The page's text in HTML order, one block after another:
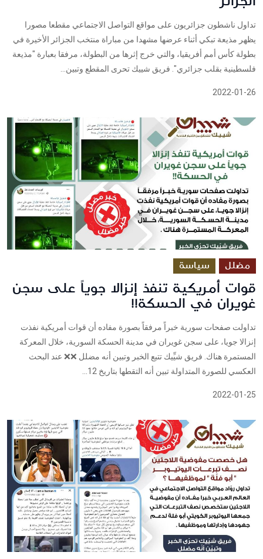
تداول ناشطون جزائريون على مواقع التواصل الاجتماعي مقطعا مصورا
يظهر مذيعة تبكي أثناء عرضها مشهدا من مباراة منتخب الجزائر الأخيرة في
بطولة كأس أمم أفريقيا، والتي خرج إثرها من البطولة، مرفقا بعبارة "مذيعة
فلسطينية بقلب جزائري". فريق شييك تحرى المقطع وتبين...
2022-01-26
مضلل سياسة
قوات أمريكية تنفذ إنزالا جوياً على سجن
غويران في الحسكة!!
تداولت صفحات سورية خبراً مرفقاً بصورة مفاده أن قوات أمريكية نفذت
إنزالا جويا، على سجن غويران في مدينة الحسكة السورية، خلال المعركة
المستمرة هناك. فريق شيِّيك تتبع الخبر وتبين أنه مضلل ❌❌ عند البحث
العكسي للصورة المتداولة تبين أنه التقطها بتاريخ 12...
2022-01-25